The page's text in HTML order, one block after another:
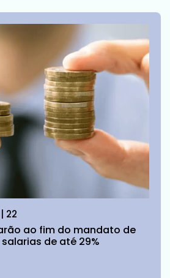
22
ao fim do mandato de
de até 29%